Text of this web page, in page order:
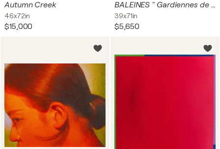
Autumn Creek
46x72in
$15,000
BALEINES " Gardiennes de la Planète "
39x71in
$5,650